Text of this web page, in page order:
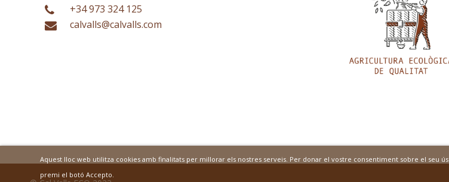
+34 973 324 125
calvalls@calvalls.com
Aquest lloc web utilitza cookies amb finalitats per millorar els nostres serveis. Per donar el vostre consentiment sobre el seu ús
premi el botó Accepto.